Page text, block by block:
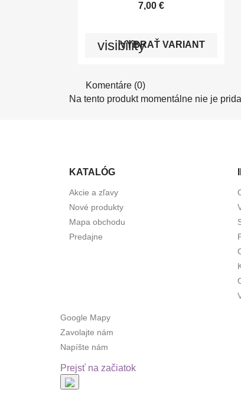
7,00 €
visibility
VYBRAŤ VARIANT
Komentáre (0)
Na tento produkt momentálne nie je
KATALÓG
Akcie a zľavy
Nové produkty
Mapa obchodu
Predajne
Google Mapy
Zavolajte nám
Napíšte nám
Prejsť na začiatok